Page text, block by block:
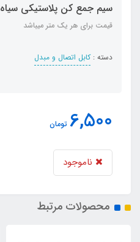
سیم جمع کن پلاستیکی سیاه
قیمت برای هر یک متر میباشد
دسته :کابل اتصال و مبدل
6,500 تومان
ناموجود
محصولات مرتبط